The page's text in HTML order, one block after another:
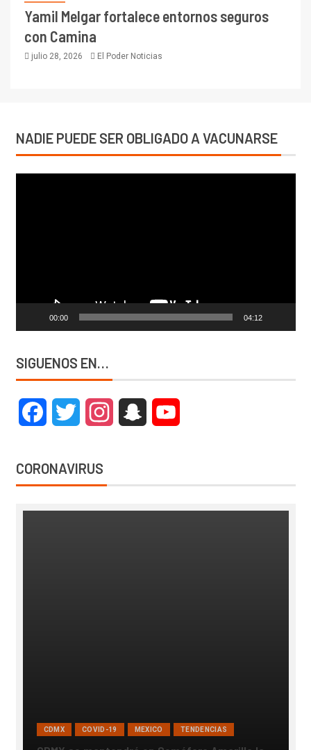
Yamil Melgar fortalece entornos seguros
con Camina
julio 28, 2026 El Poder Noticias
NADIE PUEDE SER OBLIGADO A VACUNARSE
00:00 04:12
SIGUENOS EN…
FacebookTwitter InstagramSnapchat
CORONAVIRUS
CDMX COVID-19 MEXICO TENDENCIAS